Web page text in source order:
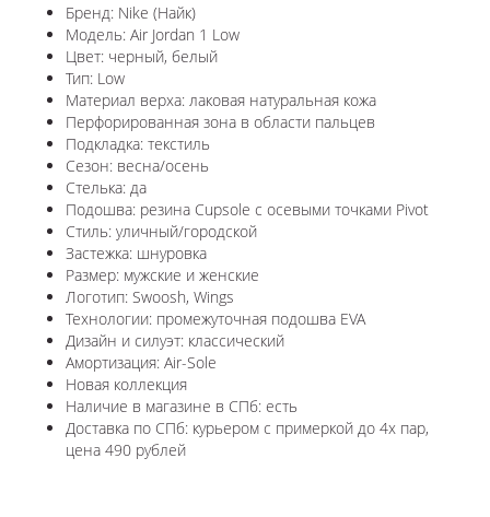
Бренд: Nike (Найк)
Модель: Air Jordan 1 Low
Цвет: черный, белый
Тип: Low
Материал верха: лаковая натуральная кожа
Перфорированная зона в области пальцев
Подкладка: текстиль
Сезон: весна/осень
Стелька: да
Подошва: резина Cupsole с осевыми точками Pivot
Стиль: уличный/городской
Застежка: шнуровка
Размер: мужские и женские
Логотип: Swoosh, Wings
Технологии: промежуточная подошва EVA
Дизайн и силуэт: классический
Амортизация: Air-Sole
Новая коллекция
Наличие в магазине в СПб: есть
Доставка по СПб: курьером с примеркой до 4х пар,
цена 490 рублей